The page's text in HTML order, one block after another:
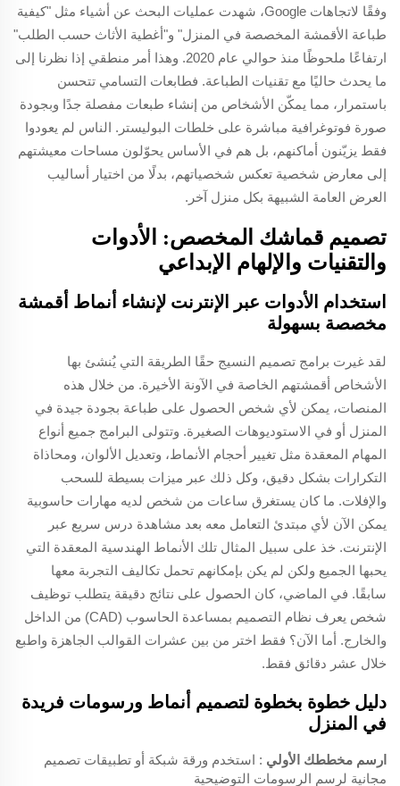
وفقًا لاتجاهات Google، شهدت عمليات البحث عن أشياء مثل "كيفية
طباعة الأقمشة المخصصة في المنزل" و"أغطية الأثاث حسب الطلب"
ارتفاعًا ملحوظًا منذ حوالي عام 2020. وهذا أمر منطقي إذا نظرنا إلى
ما يحدث حاليًا مع تقنيات الطباعة. فطابعات التسامي تتحسن
باستمرار، مما يمكّن الأشخاص من إنشاء طبعات مفصلة جدًا وبجودة
صورة فوتوغرافية مباشرة على خلطات البوليستر. الناس لم يعودوا
فقط يزيّنون أماكنهم، بل هم في الأساس يحوّلون مساحات معيشتهم
إلى معارض شخصية تعكس شخصياتهم، بدلًا من اختيار أساليب
العرض العامة الشبيهة بكل منزل آخر.
تصميم قماشك المخصص: الأدوات
والتقنيات والإلهام الإبداعي
استخدام الأدوات عبر الإنترنت لإنشاء أنماط أقمشة
مخصصة بسهولة
لقد غيرت برامج تصميم النسيج حقًا الطريقة التي يُنشئ بها
الأشخاص أقمشتهم الخاصة في الآونة الأخيرة. من خلال هذه
المنصات، يمكن لأي شخص الحصول على طباعة بجودة جيدة في
المنزل أو في الاستوديوهات الصغيرة. وتتولى البرامج جميع أنواع
المهام المعقدة مثل تغيير أحجام الأنماط، وتعديل الألوان، ومحاذاة
التكرارات بشكل دقيق، وكل ذلك عبر ميزات بسيطة للسحب
والإفلات. ما كان يستغرق ساعات من شخص لديه مهارات حاسوبية
يمكن الآن لأي مبتدئ التعامل معه بعد مشاهدة درس سريع عبر
الإنترنت. خذ على سبيل المثال تلك الأنماط الهندسية المعقدة التي
يحبها الجميع ولكن لم يكن بإمكانهم تحمل تكاليف التجربة معها
سابقًا. في الماضي، كان الحصول على نتائج دقيقة يتطلب توظيف
شخص يعرف نظام التصميم بمساعدة الحاسوب (CAD) من الداخل
والخارج. أما الآن؟ فقط اختر من بين عشرات القوالب الجاهزة واطبع
خلال عشر دقائق فقط.
دليل خطوة بخطوة لتصميم أنماط ورسومات فريدة
في المنزل
ارسم مخططك الأولي : استخدم ورقة شبكة أو تطبيقات تصميم
مجانية لرسم الرسومات التوضيحية